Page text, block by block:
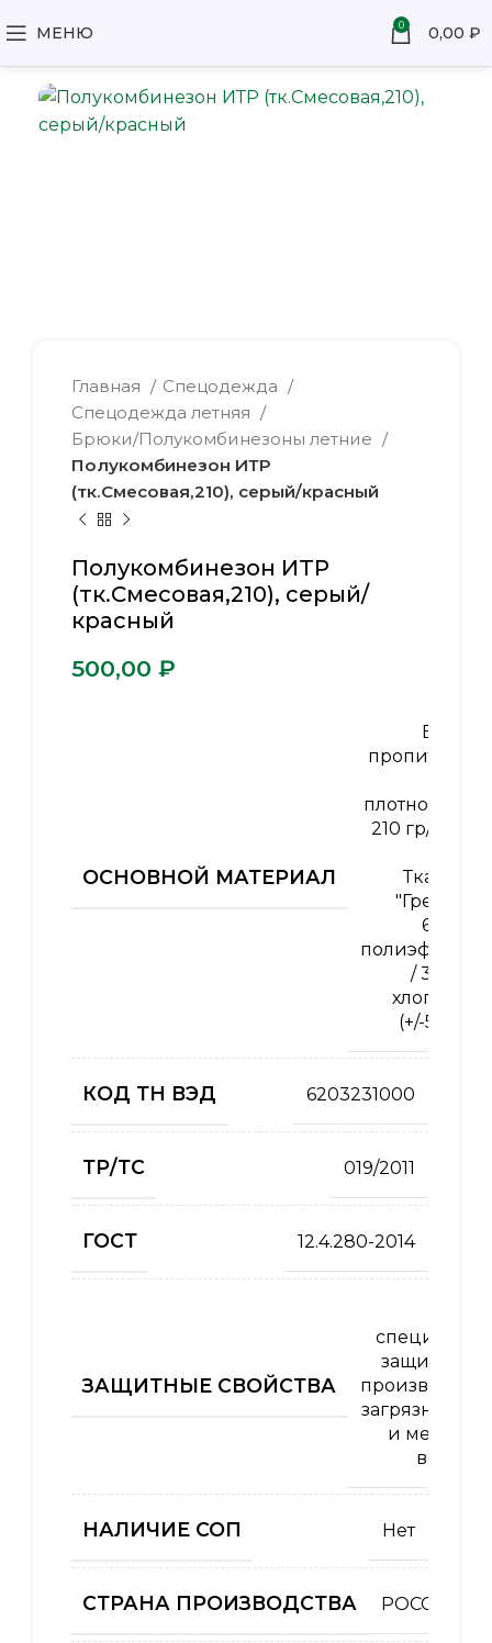
МЕНЮ 0 0,00 ₽
Главная
Спецодежда
Спецодежда летняя
Брюки/Полукомбинезоны летние
Полукомбинезон ИТР
(тк.Смесовая,210), серый/красный
Полукомбинезон ИТР
(тк.Смесовая,210), серый/
красный
₽
ОСНОВНОЙ МАТЕРИАЛ
ВО-
пропитка
плотность
210 гр/м2
Ткань
"Грета"
65%
полиэфир
/ 35%
хлопок
(+/-5%)
КОД ТН ВЭД 6203231000
ТР/ТС 019/2011
ГОСТ 12.4.280-2014
ЗАЩИТНЫЕ СВОЙСТВА
защиты от
загрязнений
и
НАЛИЧИЕ СОП Нет
СТРАНА ПРОИЗВОДСТВА РОССИЯ